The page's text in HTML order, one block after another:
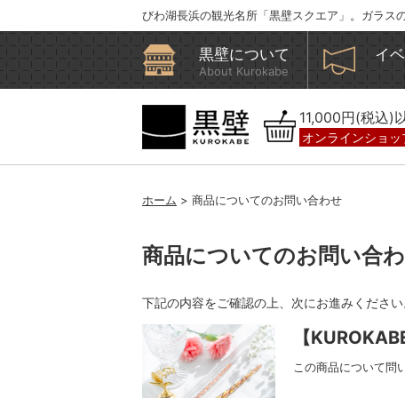
びわ湖長浜の観光名所「黒壁スクエア」。ガラス
黒壁について
About Kurokabe
イ
11,000円(税込)
オンラインショッ
ホーム > 商品についてのお問い合わせ
商品についてのお問い合
下記の内容をご確認の上、次にお進みください
【
この商品について問